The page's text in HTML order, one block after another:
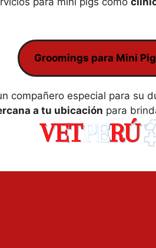
Groomings para Mini
compañero especial para su
a tu ubicación para